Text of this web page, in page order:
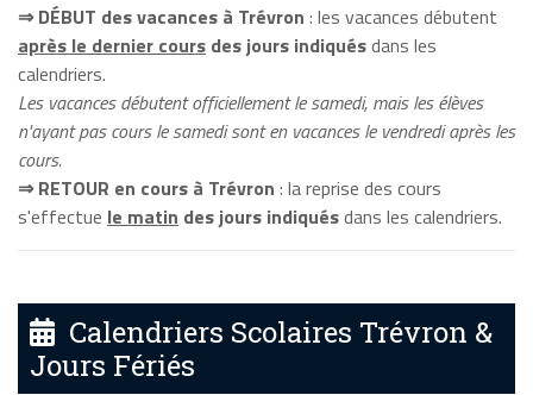
⇒ DÉBUT des vacances à Trévron : les vacances débutent
après le dernier cours des jours indiquésdans les
calendriers.
Les vacances débutent officiellement le samedi, mais les élèves
n'ayant pas cours le samedi sont en vacances le vendredi après les
cours.
⇒ RETOUR en cours à Trévron : la reprise des cours
s'effectue le matin des jours indiquésdans les calendriers.
Calendriers Scolaires Trévron &
Jours Fériés